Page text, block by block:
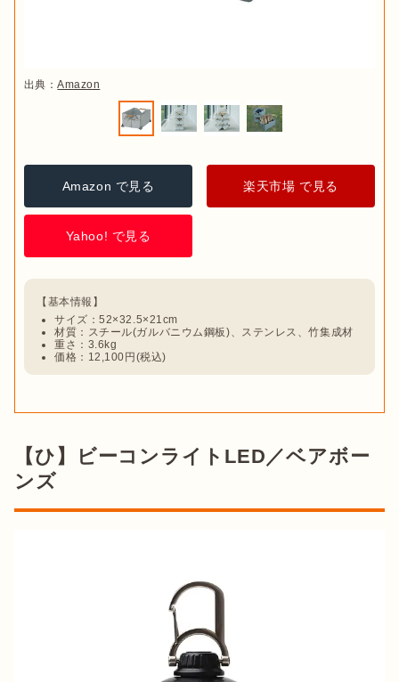
出典：Amazon
Amazon で見る 楽天市場 で見る
Yahoo! で見る
サイズ：52×32.5×21cm
材質：スチール(ガルバニウム鋼板)、ステンレス、竹集成材
重さ：3.6kg
価格：12,100円(税込)
【ひ】ビーコンライトLED／ベアボー
ンズ